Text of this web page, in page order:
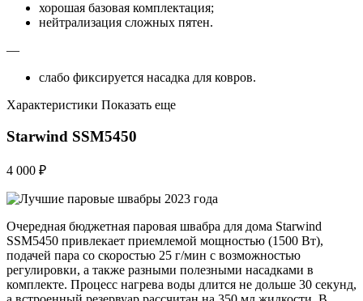
хорошая базовая комплектация;
нейтрализация сложных пятен.
—
слабо фиксируется насадка для ковров.
Характеристики Показать еще
Starwind SSM5450
4 000 ₽
Очередная бюджетная паровая швабра для дома Starwind
SSM5450 привлекает приемлемой мощностью (1500 Вт),
подачей пара со скоростью 25 г/мин с возможностью
регулировки, а также разными полезными насадками в
комплекте. Процесс нагрева воды длится не дольше 30 секунд,